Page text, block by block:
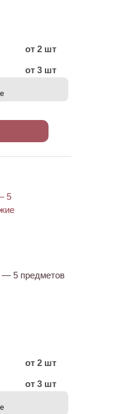
от 2 шт
от 3 шт
— 5 предметов
от 2 шт
от 3 шт